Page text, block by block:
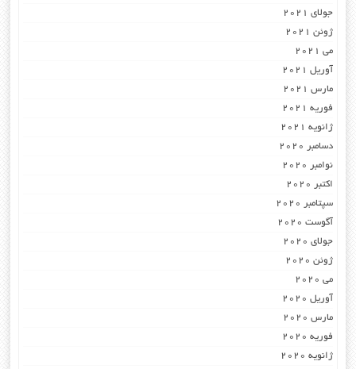
جولای 2021
ژوئن 2021
می 2021
آوریل 2021
مارس 2021
فوریه 2021
ژانویه 2021
دسامبر 2020
نوامبر 2020
اکتبر 2020
سپتامبر 2020
آگوست 2020
جولای 2020
ژوئن 2020
می 2020
آوریل 2020
مارس 2020
فوریه 2020
ژانویه 2020